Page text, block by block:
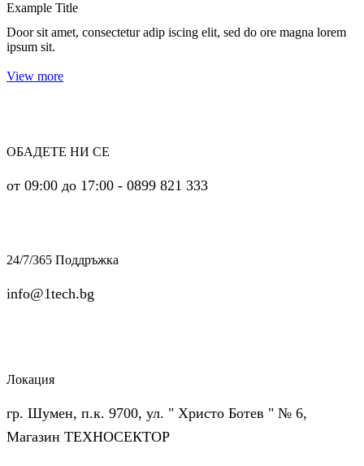
Example Title
Door sit amet, consectetur adip iscing elit, sed do ore magna lorem
ipsum sit.
View more
ОБАДЕТЕ НИ СЕ
от 09:00 до 17:00 - 0899 821 333
24/7/365 Поддръжка
info@1tech.bg
Локация
гр. Шумен, п.к. 9700, ул. " Христо Ботев " № 6,
Магазин ТЕХНОСЕКТОР